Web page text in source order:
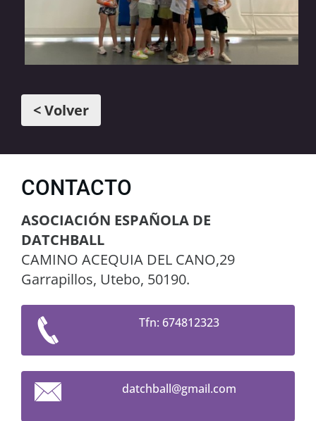
< Volver
CONTACTO
ASOCIACIÓN ESPAÑOLA DE
DATCHBALL
CAMINO ACEQUIA DEL CANO,29
Garrapillos, Utebo, 50190.
Tfn: 674812323
datchball@gmail.com